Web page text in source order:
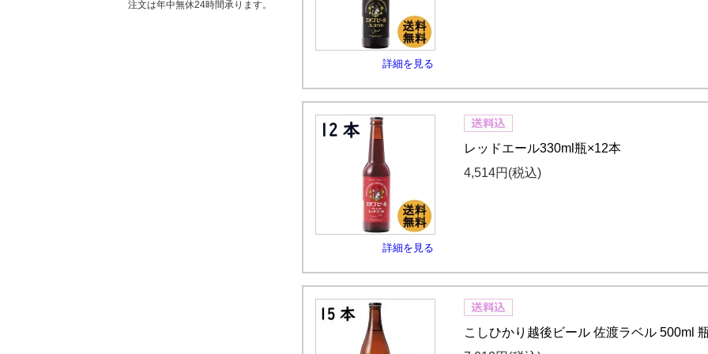
注文は年中無休24時間承ります。
詳細を見る
詳細を見る
レッドエール330ml瓶×12本
4,514円 (税込)
こしひかり越後ビール 佐渡ラベル 500ml